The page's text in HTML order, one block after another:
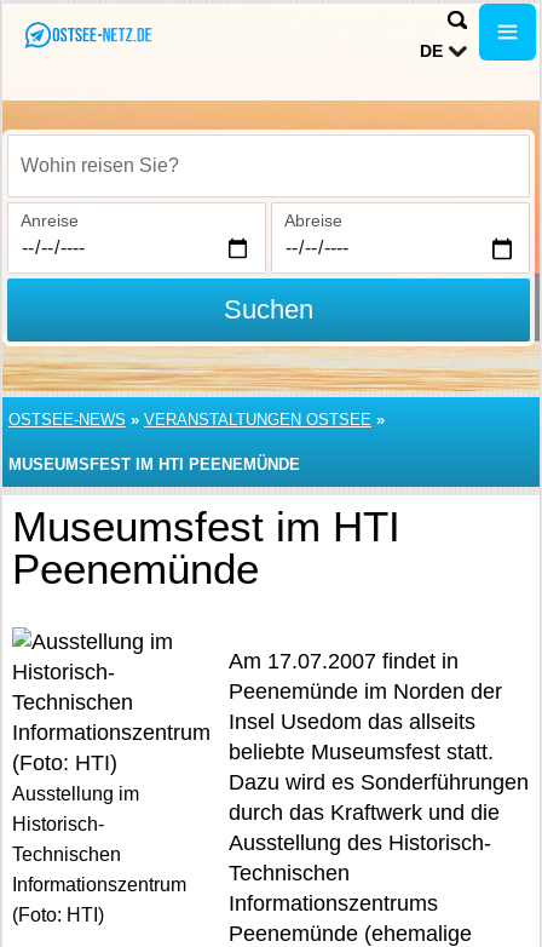
DE
Wohin reisen Sie?
Anreise Abreise
Suchen
OSTSEE-NEWS » VERANSTALTUNGEN OSTSEE »
MUSEUMSFEST IM HTI PEENEMÜNDE
Museumsfest im HTI
Peenemünde
Ausstellung im
Historisch-
Technischen
Informationszentrum
(Foto: HTI)
Am 17.07.2007 findet in
Peenemünde im Norden der
Insel Usedom das allseits
beliebte Museumsfest statt.
Dazu wird es Sonderführungen
durch das Kraftwerk und die
Ausstellung des Historisch-
Technischen
Informationszentrums
Peenemünde (ehemalige